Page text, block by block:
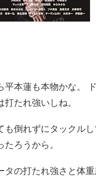
平本蓮も本物かな。
たれ強いしね。
も倒れずにタックル
ろうから。
タの打たれ強さと体